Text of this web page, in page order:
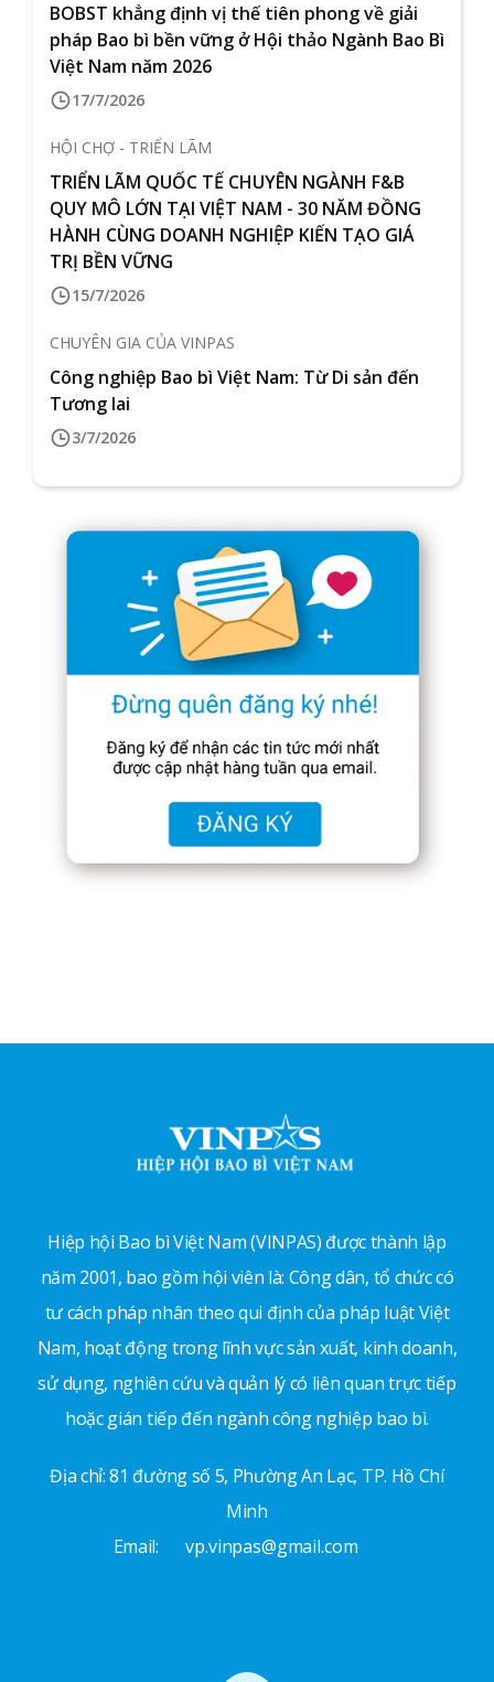
BOBST khẳng định vị thế tiên phong về giải
pháp Bao bì bền vững ở Hội thảo Ngành Bao Bì
Việt Nam năm 2026
17/7/2026
HỘI CHỢ - TRIỂN LÃM
TRIỂN LÃM QUỐC TẾ CHUYÊN NGÀNH F&B
QUY MÔ LỚN TẠI VIỆT NAM - 30 NĂM ĐỒNG
HÀNH CÙNG DOANH NGHIỆP KIẾN TẠO GIÁ
TRỊ BỀN VỮNG
15/7/2026
CHUYÊN GIA CỦA VINPAS
Công nghiệp Bao bì Việt Nam: Từ Di sản đến
Tương lai
3/7/2026
Hiệp hội Bao bì Việt Nam (VINPAS) được thành lập
năm 2001, bao gồm hội viên là: Công dân, tổ chức có
tư cách pháp nhân theo qui định của pháp luật Việt
Nam, hoạt động trong lĩnh vực sản xuất, kinh doanh,
sử dụng, nghiên cứu và quản lý có liên quan trực tiếp
hoặc gián tiếp đến ngành công nghiệp bao bì.
Địa chỉ: 81 đường số 5, Phường An Lạc, TP. Hồ Chí
Minh
Email:
vp.vinpas@gmail.com